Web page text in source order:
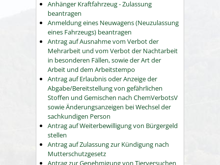
Anhänger Kraftfahrzeug - Zulassung
beantragen
Anmeldung eines Neuwagens (Neuzulassung
eines Fahrzeugs) beantragen
Antrag auf Ausnahme vom Verbot der
Mehrarbeit und vom Verbot der Nachtarbeit
in besonderen Fällen, sowie der Art der
Arbeit und dem Arbeitstempo
Antrag auf Erlaubnis oder Anzeige der
Abgabe/Bereitstellung von gefährlichen
Stoffen und Gemischen nach ChemVerbotsV
sowie Änderungsanzeigen bei Wechsel der
sachkundigen Person
Antrag auf Weiterbewilligung von Bürgergeld
stellen
Antrag auf Zulassung zur Kündigung nach
Mutterschutzgesetz
Antrag zur Genehmigung von Tierversuchen